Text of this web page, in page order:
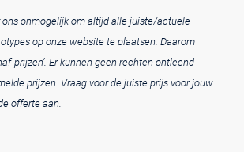
ons onmogelijk om altijd alle juiste/actuele
op onze website te plaatsen. Daarom
prijzen’. Er kunnen geen rechten ontleend
prijzen. Vraag voor de juiste prijs voor jouw
offerte aan.